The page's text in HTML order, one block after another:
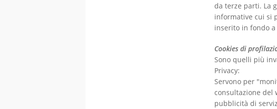
da terze parti. La
informative cui si
inserito in fondo
Cookies di
Sono quelli più
Privacy:
Servono per
consultazione del
pubblicità di